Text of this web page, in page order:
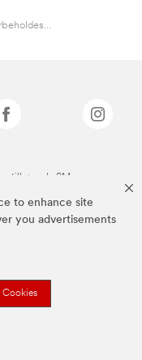
to enhance site
you advertisements
Cookies
tilhørende 3M.